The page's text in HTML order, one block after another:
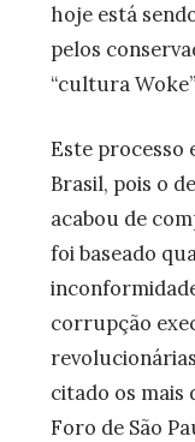
hoje está
pelos
“cultura
Este
Brasil, pois o
acabou de
foi baseado
corrupção
citado os mais
Foro de São